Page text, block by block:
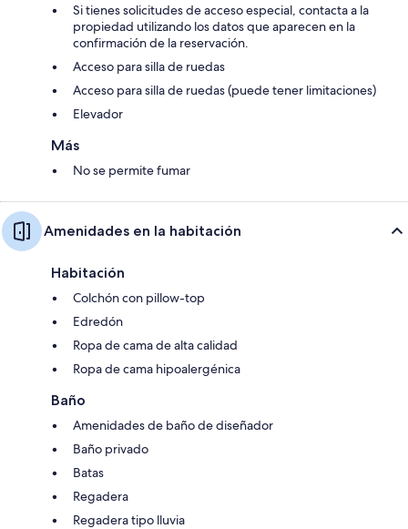
Si tienes solicitudes de acceso especial, contacta a la
propiedad utilizando los datos que aparecen en la
confirmación de la reservación.
Acceso para silla de ruedas
Acceso para silla de ruedas (puede tener limitaciones)
Elevador
Más
No se permite fumar
Amenidades en la habitación
Habitación
Colchón con pillow-top
Edredón
Ropa de cama de alta calidad
Ropa de cama hipoalergénica
Baño
Amenidades de baño de diseñador
Baño privado
Batas
Regadera
Regadera tipo lluvia